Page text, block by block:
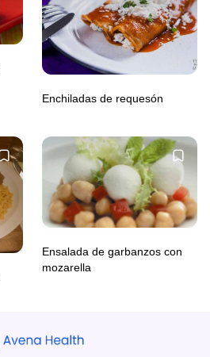
Enchiladas de requesón
Ensalada de garbanzos con
mozarella